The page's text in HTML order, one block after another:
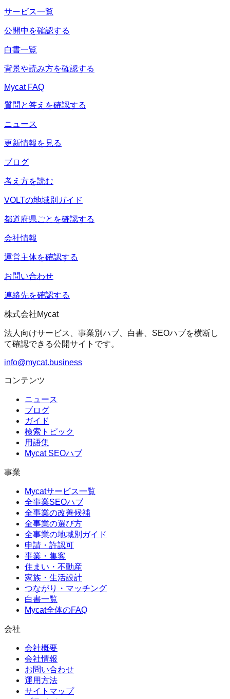
サービス一覧
公開中を確認する
白書一覧
背景や読み方を確認する
Mycat FAQ
質問と答えを確認する
ニュース
更新情報を見る
ブログ
考え方を読む
VOLTの地域別ガイド
都道府県ごとを確認する
会社情報
運営主体を確認する
お問い合わせ
連絡先を確認する
株式会社Mycat
法人向けサービス、事業別ハブ、白書、SEOハブを横断し
て確認できる公開サイトです。
info@mycat.business
コンテンツ
ニュース
ブログ
ガイド
検索トピック
用語集
Mycat SEOハブ
事業
Mycatサービス一覧
全事業SEOハブ
全事業の改善候補
全事業の選び方
全事業の地域別ガイド
申請・許認可
事業・集客
住まい・不動産
家族・生活設計
つながり・マッチング
白書一覧
Mycat全体のFAQ
会社
会社概要
会社情報
お問い合わせ
運用方法
サイトマップ